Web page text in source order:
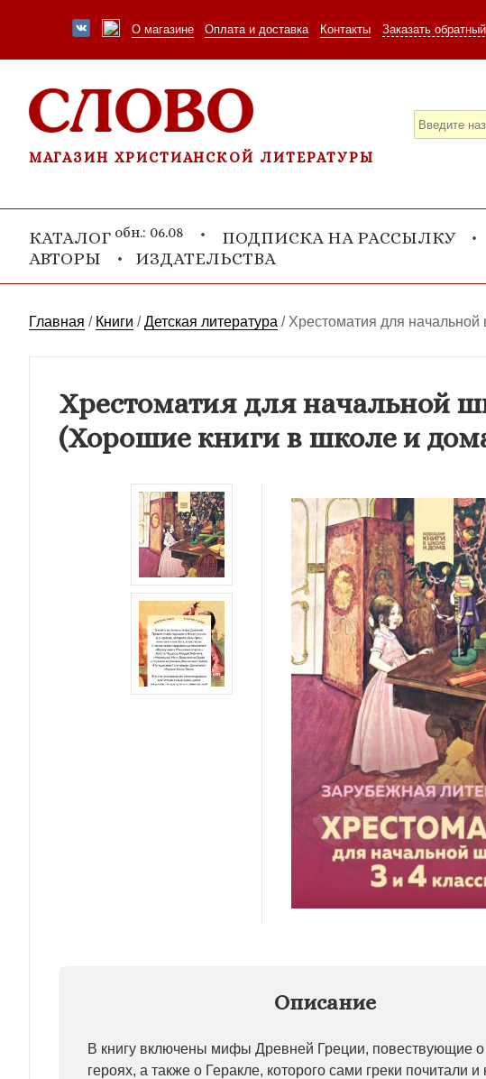
О магазине Оплата и доставка Контакты Заказать
МАГАЗИН ХРИСТИАНСКОЙ ЛИТЕРАТУРЫ
КАТАЛОГ обн.: 06.08 ПОДПИСКА НА РАССЫЛКУ
АВТОРЫ
ИЗДАТЕЛЬСТВА
Главная / Книги /Детская литература / Хрестоматия для
Хрестоматия для начальной
(Хорошие книги в школе и
Описание
В книгу включены мифы Древней Греции, повествующие о
героях, а также о Геракле, которого сами греки почитали и